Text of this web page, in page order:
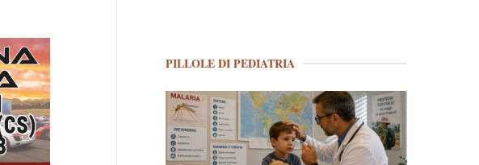
PILLOLE DI PEDIATRIA